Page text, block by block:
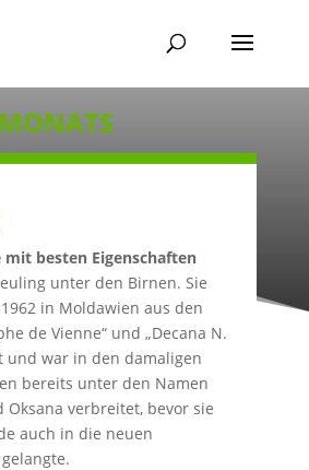
mit besten Eigenschaften
unter den Birnen. Sie
in Moldawien aus den
de Vienne“ und „Decana N.
und war in den damaligen
bereits unter den Namen
Oksana verbreitet, bevor sie
auch in die neuen